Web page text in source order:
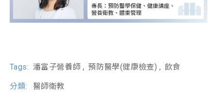
Tags: 潘富子營養師 預防醫學(健康檢查) 飲食
分類: 醫師衛教